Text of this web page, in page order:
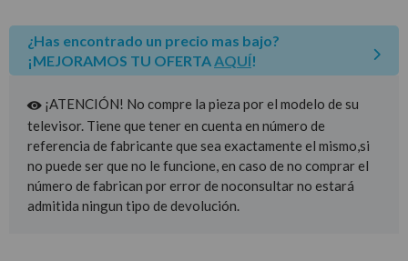
¿Has encontrado un precio mas bajo?
¡MEJORAMOS TU OFERTA AQUÍ!
¡ATENCIÓN! No compre la pieza por el modelo de su
televisor. Tiene que tener en cuenta en número de
referencia de fabricante que sea exactamente el mismo,si
no puede ser que no le funcione, en caso de no comprar el
número de fabrican por error de noconsultar no estará
admitida ningun tipo de devolución.